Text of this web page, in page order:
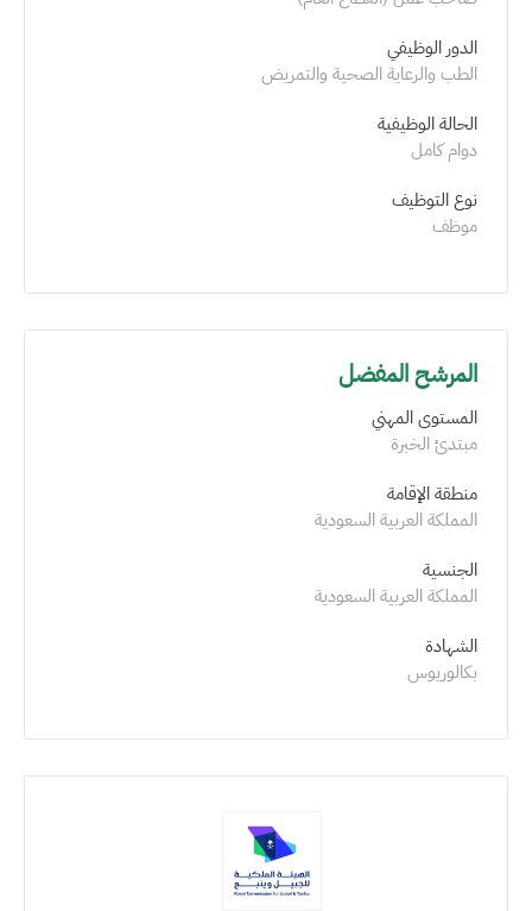
الدور الوظيفي
الطب والرعاية الصحية والتمريض
الحالة الوظيفية
دوام كامل
نوع التوظيف
موظف
المرشح المفضل
المستوى المهني
مبتدئ الخبرة
منطقة الإقامة
المملكة العربية السعودية
الجنسية
المملكة العربية السعودية
الشهادة
بكالوريوس